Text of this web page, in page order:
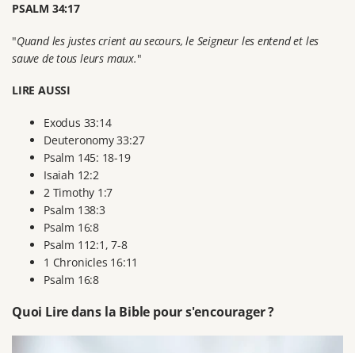
PSALM 34:17
"Quand les justes crient au secours, le Seigneur les entend et les
sauve de tous leurs maux."
LIRE AUSSI
Exodus 33:14
Deuteronomy 33:27
Psalm 145: 18-19
Isaiah 12:2
2 Timothy 1:7
Psalm 138:3
Psalm 16:8
Psalm 112:1, 7-8
1 Chronicles 16:11
Psalm 16:8
Quoi Lire dans la Bible pour s'encourager ?